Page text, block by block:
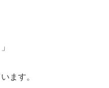
ます。